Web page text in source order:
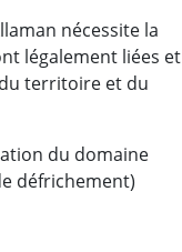
nécessite la
légalement liées et
territoire et du
du domaine
défrichement)